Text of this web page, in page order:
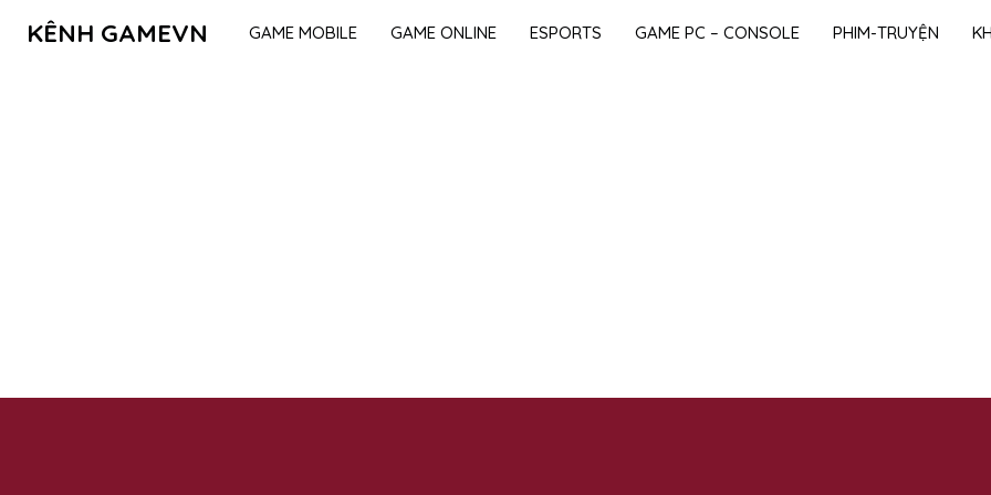
KÊNH GAMEVN GAME MOBILE GAME ONLINE ESPORTS GAME PC – CONSOLE PHIM-TRUYỆN